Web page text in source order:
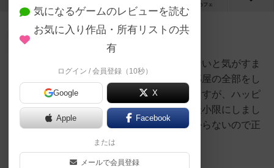
カフェ
167名
ダンジョンのすべての道を歩かないと気がすま
ない！というような方は注意。部屋の全部をし
らべて全部の謎を解きたくなりますが、ハッピ
ーエンドにたどり着くためには最小限にしまし
ょう。ただ、どこが必要かはわからないので正
直そこは運です。
続きを読む（3年以上前）
勇者
気になるゲームのレビューを読む
お気に入り作品・所有リストの共
有
ログイン / 会員登録（10秒）
Google X
Apple Facebook
または
メールで会員登録